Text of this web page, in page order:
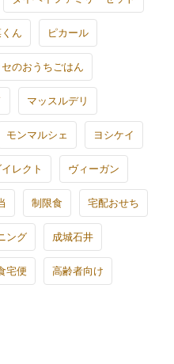
ん ピカール
のおうちごはん
マッスルデリ
モンマルシェ ヨシケイ
レクト ヴィーガン
制限食 宅配おせち
ング 成城石井
宅便 高齢者向け